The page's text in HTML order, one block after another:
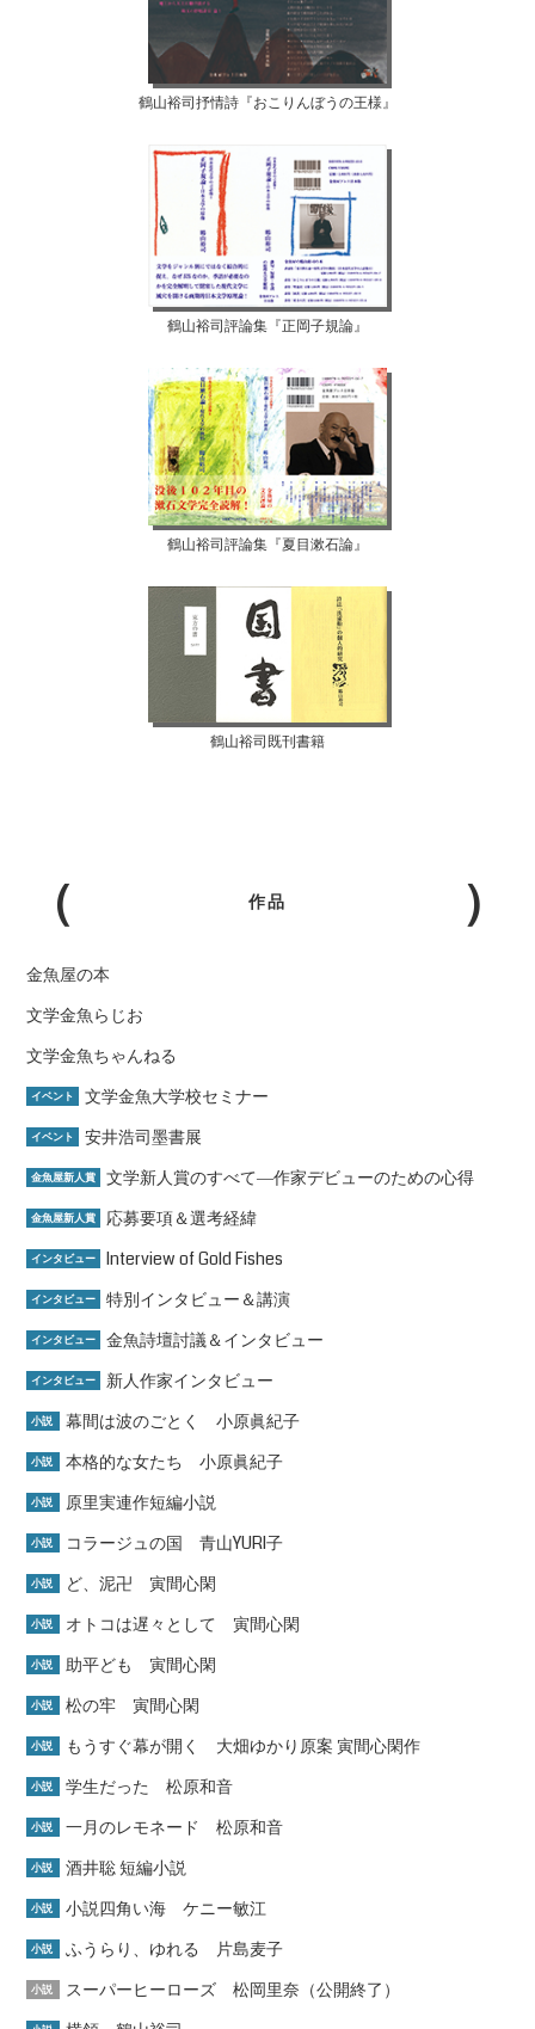
鶴山裕司抒情詩『おこりんぼうの王様』
鶴山裕司評論集『正岡子規論』
鶴山裕司評論集『夏目漱石論』
鶴山裕司既刊書籍
作品
金魚屋の本
文学金魚らじお
文学金魚ちゃんねる
イベント 文学金魚大学校セミナー
イベント 安井浩司墨書展
金魚屋新人賞 文学新人賞のすべて―作家デビューのための心得
金魚屋新人賞 応募要項＆選考経緯
インタビュー Interview of Gold Fishes
インタビュー 特別インタビュー＆講演
インタビュー 金魚詩壇討議＆インタビュー
インタビュー 新人作家インタビュー
小説 幕間は波のごとく 小原眞紀子
小説 本格的な女たち 小原眞紀子
小説 原里実連作短編小説
小説 コラージュの国 青山YURI子
小説 ど、泥卍 寅間心閑
小説 オトコは遅々として 寅間心閑
小説 助平ども 寅間心閑
小説 松の牢 寅間心閑
小説 もうすぐ幕が開く 大畑ゆかり原案 寅間心閑作
小説 学生だった 松原和音
小説 一月のレモネード 松原和音
小説 酒井聡 短編小説
小説 小説四角い海 ケニー敏江
小説 ふうらり、ゆれる 片島麦子
小説 スーパーヒーローズ 松岡里奈（公開終了）